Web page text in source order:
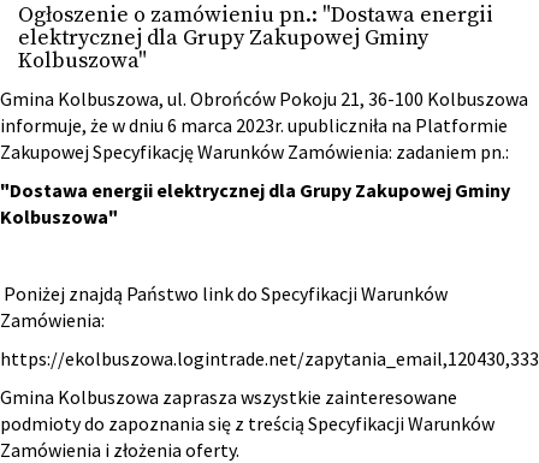
Ogłoszenie o zamówieniu pn.: "Dostawa energii
elektrycznej dla Grupy Zakupowej Gminy
Kolbuszowa"
Gmina Kolbuszowa, ul. Obrońców Pokoju 21, 36-100 Kolbuszowa
informuje, że w dniu 6 marca 2023r. upubliczniła na Platformie
Zakupowej Specyfikację Warunków Zamówienia: zadaniem pn.:
"Dostawa energii elektrycznej dla Grupy Zakupowej Gminy
Kolbuszowa"
Poniżej znajdą Państwo link do Specyfikacji Warunków
Zamówienia:
https://ekolbuszowa.logintrade.net/
Gmina Kolbuszowa zaprasza wszystkie zainteresowane
podmioty do zapoznania się z treścią Specyfikacji Warunków
Zamówienia i złożenia oferty.